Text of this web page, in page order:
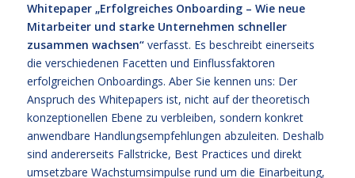
Whitepaper „Erfolgreiches Onboarding – Wie neue
Mitarbeiter und starke Unternehmen schneller
zusammen wachsen“verfasst. Es beschreibt einerseits
die verschiedenen Facetten und Einflussfaktoren
erfolgreichen Onboardings. Aber Sie kennen uns: Der
Anspruch des Whitepapers ist, nicht auf der theoretisch
konzeptionellen Ebene zu verbleiben, sondern konkret
anwendbare Handlungsempfehlungen abzuleiten. Deshalb
sind andererseits Fallstricke, Best Practices und direkt
umsetzbare Wachstumsimpulse rund um die Einarbeitung,